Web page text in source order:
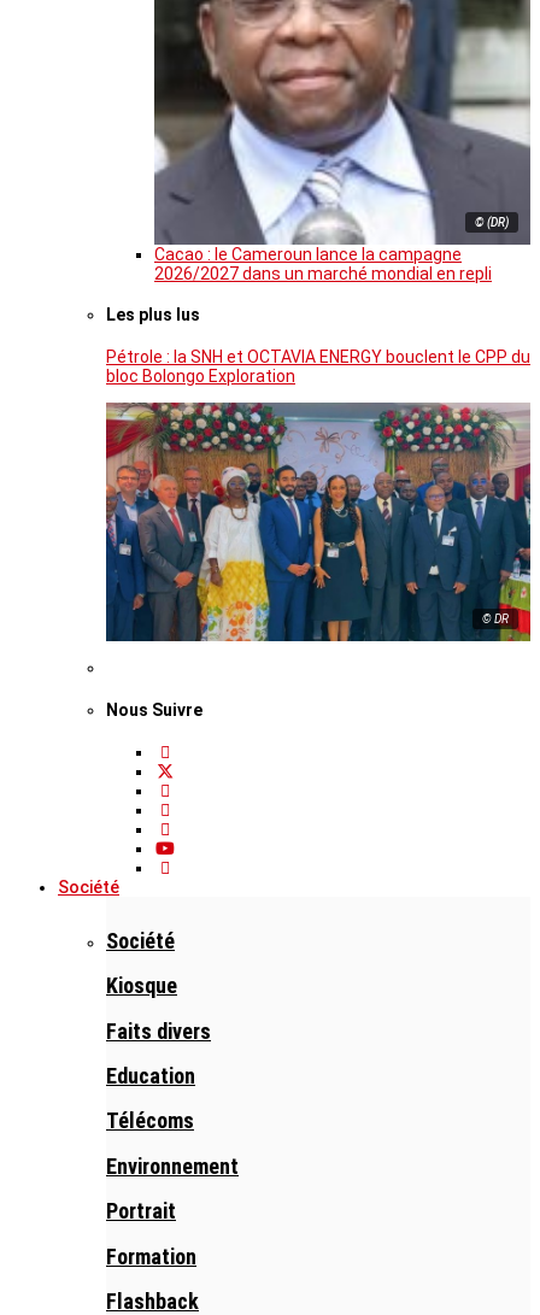
© (DR)
Cacao : le Cameroun lance la campagne
2026/2027 dans un marché mondial en repli
Les plus lus
Pétrole : la SNH et OCTAVIA ENERGY bouclent le CPP du
bloc Bolongo Exploration
© DR
Nous Suivre
Société
Société
Kiosque
Faits divers
Education
Télécoms
Environnement
Portrait
Formation
Flashback